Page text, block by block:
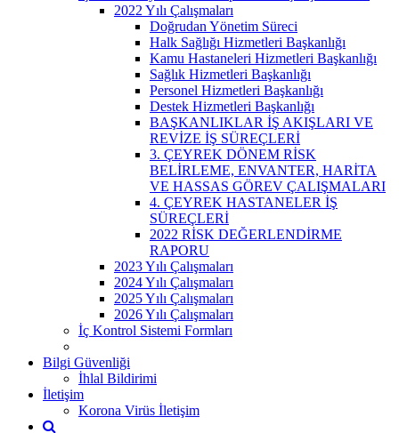
2022 Yılı Çalışmaları
Doğrudan Yönetim Süreci
Halk Sağlığı Hizmetleri Başkanlığı
Kamu Hastaneleri Hizmetleri Başkanlığı
Sağlık Hizmetleri Başkanlığı
Personel Hizmetleri Başkanlığı
Destek Hizmetleri Başkanlığı
BAŞKANLIKLAR İŞ AKIŞLARI VE
REVİZE İŞ SÜREÇLERİ
3. ÇEYREK DÖNEM RİSK
BELİRLEME, ENVANTER, HARİTA
VE HASSAS GÖREV ÇALIŞMALARI
4. ÇEYREK HASTANELER İŞ
SÜREÇLERİ
2022 RİSK DEĞERLENDİRME
RAPORU
2023 Yılı Çalışmaları
2024 Yılı Çalışmaları
2025 Yılı Çalışmaları
2026 Yılı Çalışmaları
İç Kontrol Sistemi Formları
Bilgi Güvenliği
İhlal Bildirimi
İletişim
Korona Virüs İletişim